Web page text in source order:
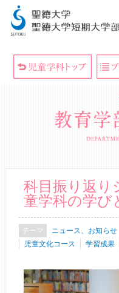
科目振り返り
童学科の学び
ニュース、お知らせ
児童文化コース
学習成果